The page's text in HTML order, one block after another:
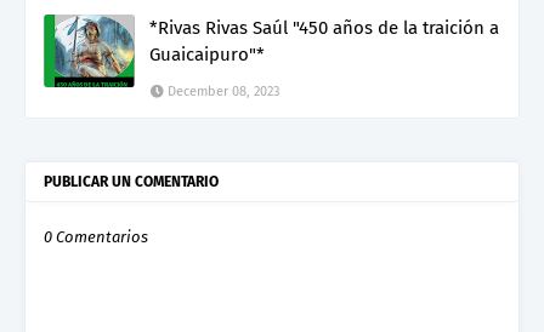
*Rivas Rivas Saúl "450 años de la traición a
Guaicaipuro"*
December 08, 2023
PUBLICAR UN COMENTARIO
0 Comentarios